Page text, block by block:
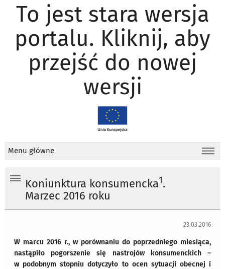
To jest stara wersja
portalu. Kliknij, aby
przejść do nowej
wersji
Menu główne
Koniunktura konsumencka1.
Marzec 2016 roku
23.03.2016
W marcu 2016 r., w porównaniu do poprzedniego miesiąca,
nastąpiło pogorszenie się nastrojów konsumenckich –
w podobnym stopniu dotyczyło to ocen sytuacji obecnej i